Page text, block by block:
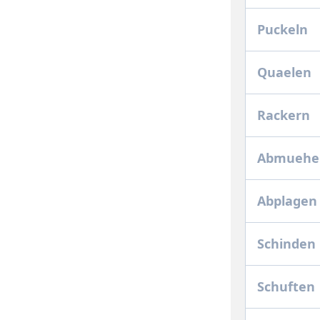
Puckeln
Quaelen
Rackern
Abplagen
Schinden
Schuften